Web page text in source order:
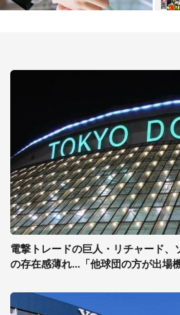
電撃トレードの巨人・リチャード、
の存在感薄れ...「他球団の方が出場